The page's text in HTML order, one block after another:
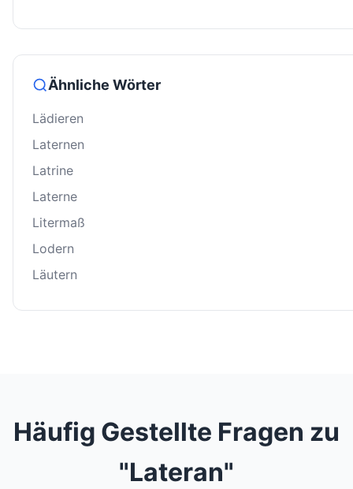
Ähnliche Wörter
Lädieren
Laternen
Latrine
Laterne
Litermaß
Lodern
Läutern
Häufig Gestellte Fragen zu
"Lateran"